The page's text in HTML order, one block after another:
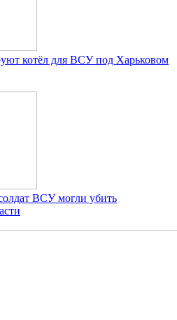
котёл для ВСУ под Харьковом
ВСУ могли убить